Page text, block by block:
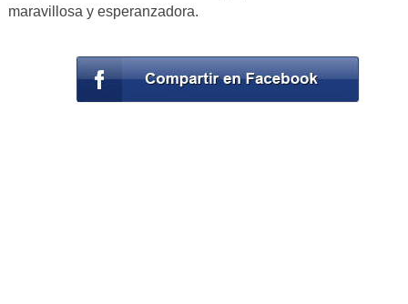
maravillosa y esperanzadora.